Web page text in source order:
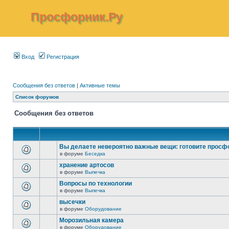
Просфорник.Ру
Вход Регистрация
Сообщения без ответов | Активные темы
Список форумов
Сообщения без ответов
Вы делаете невероятно важные вещи: готовите
в форуме Беседка
хранение артосов
в форуме Выпечка
Вопросы по технологии
в форуме Выпечка
высечки
в форуме Оборудование
Морозильная камера
в форуме Оборудование